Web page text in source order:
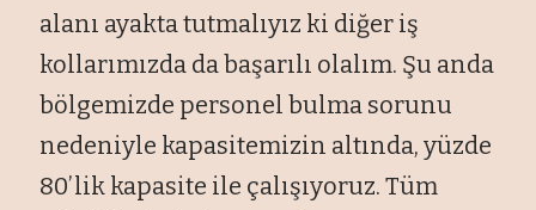
alanı ayakta tutmalıyız ki diğer iş
kollarımızda da başarılı olalım. Şu anda
bölgemizde personel bulma sorunu
nedeniyle kapasitemizin altında, yüzde
80’lik kapasite ile çalışıyoruz. Tüm